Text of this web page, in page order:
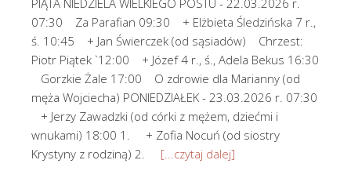
07:30 Za Parafian 09:30 + Elżbieta Śledzińska 7 r.,
ś. 10:45 + Jan Świerczek (od sąsiadów) Chrzest:
Piotr Piątek `12:00 + Józef 4 r., ś., Adela Bekus 16:30
Gorzkie Żale 17:00 O zdrowie dla Marianny (od
męża Wojciecha) PONIEDZIAŁEK - 23.03.2026 r. 07:30
+ Jerzy Zawadzki (od córki z mężem, dziećmi i
wnukami) 18:00 1. + Zofia Nocuń (od siostry
Krystyny z rodziną) 2. [...czytaj dalej]